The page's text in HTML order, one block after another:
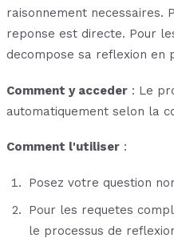
raisonnement necessaires.
reponse est directe. Pour
decompose sa reflexion en
Comment y acceder : Le
automatiquement selon la
Comment l'utiliser :
Posez votre question
Pour les requetes
le processus de